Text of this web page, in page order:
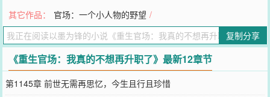
不觉已然攀至权力的巅峰。
您要是觉得《重生官场：我真的不想再升职了》还不错的话请不要忘
记向您QQ群和微博微信里的朋友推荐哦！
其它作品： 官场：一个小人物的野望 /
复制分享
《重生官场：我真的不想再升职了》最新12章节
第1145章 前世无需再思忆，今生且行且珍惜